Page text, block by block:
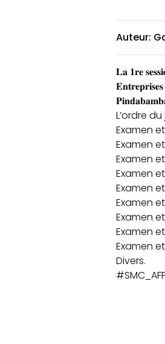
Auteur:
𝐋𝐚 𝟏𝐫𝐞
L’ordre
Examen
Examen
Examen
Examen
Examen
Examen
Examen
Examen
Examen
Divers.